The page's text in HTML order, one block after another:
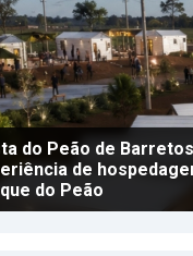
do Peão de
de
do Peão